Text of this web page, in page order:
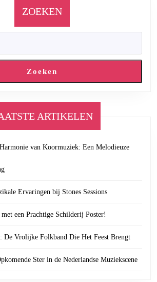
ZOEKEN
Zoeken
ARTIKELEN
van Koormuziek: Een Melodieuze
Ervaringen bij Stones Sessions
een Prachtige Schilderij Poster!
De Vrolijke Folkband Die Het Feest Brengt
Ster in de Nederlandse Muziekscene